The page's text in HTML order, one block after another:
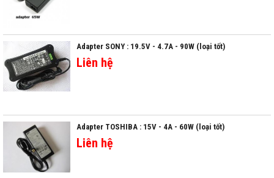
Adapter SONY : 19.5V - 4.7A - 90W (loại tốt)
Liên hệ
Adapter TOSHIBA : 15V - 4A - 60W (loại tốt)
Liên hệ